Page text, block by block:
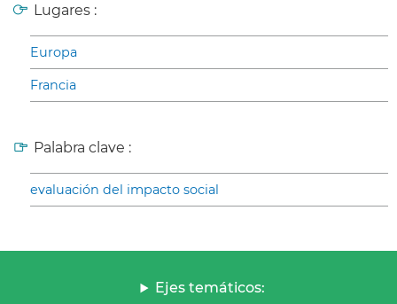
Lugares :
Europa
Francia
Palabra clave :
evaluación del impacto social
Ejes temáticos: